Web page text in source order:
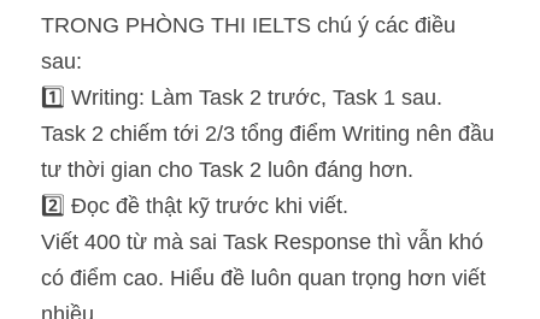
TRONG PHÒNG THI IELTS chú ý các điều
sau:
1️⃣ Writing: Làm Task 2 trước, Task 1 sau.
Task 2 chiếm tới 2/3 tổng điểm Writing nên đầu
tư thời gian cho Task 2 luôn đáng hơn.
2️⃣ Đọc đề thật kỹ trước khi viết.
Viết 400 từ mà sai Task Response thì vẫn khó
có điểm cao. Hiểu đề luôn quan trọng hơn viết
nhiều.